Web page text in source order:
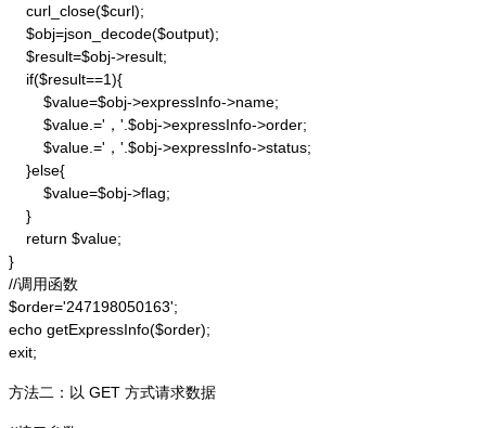
    curl_close($curl);
    $obj=json_decode($output);
    $result=$obj->result;
    if($result==1){
        $value=$obj->expressInfo->name;
        $value.='，'.$obj->expressInfo->order;
        $value.='，'.$obj->expressInfo->status;
    }else{
        $value=$obj->flag;
    }
    return $value;
}
//调用函数
$order='247198050163';
echo getExpressInfo($order);
exit;
方法二：以 GET 方式请求数据